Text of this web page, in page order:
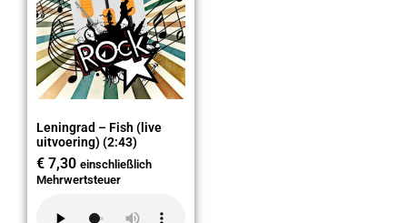
Leningrad – Fish (live
uitvoering) (2:43)
€ 7,30 einschließlich
Mehrwertsteuer